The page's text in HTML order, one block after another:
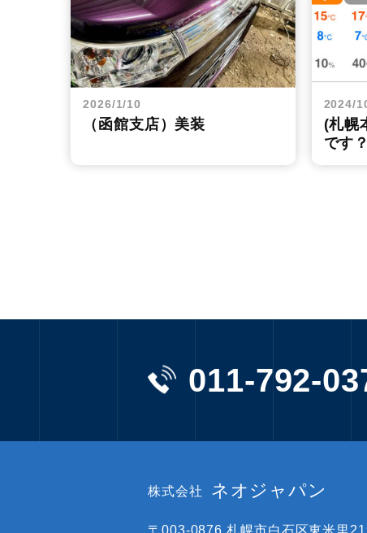
2026/1/10
（函館支店）美装
2024/
(札幌
です
011-792-
株式会社 ネオジャパン